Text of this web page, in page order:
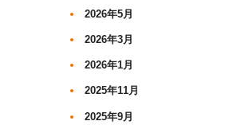
2026年5月
2026年3月
2026年1月
2025年11月
2025年9月